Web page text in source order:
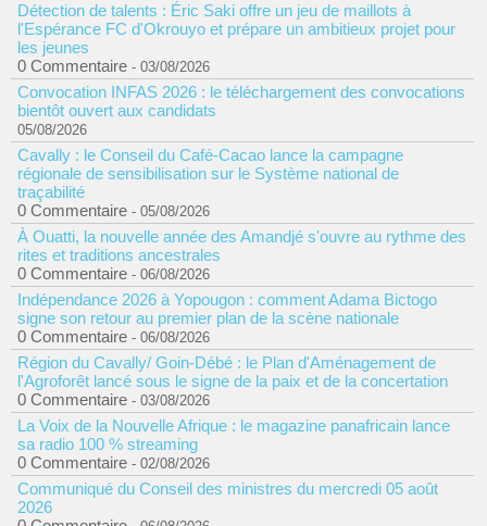
Détection de talents : Éric Saki offre un jeu de maillots à
l'Espérance FC d'Okrouyo et prépare un ambitieux projet pour
les jeunes
0 Commentaire - 03/08/2026
Convocation INFAS 2026 : le téléchargement des convocations
bientôt ouvert aux candidats
05/08/2026
Cavally : le Conseil du Café-Cacao lance la campagne
régionale de sensibilisation sur le Système national de
traçabilité
0 Commentaire - 05/08/2026
À Ouatti, la nouvelle année des Amandjé s'ouvre au rythme des
rites et traditions ancestrales
0 Commentaire - 06/08/2026
Indépendance 2026 à Yopougon : comment Adama Bictogo
signe son retour au premier plan de la scène nationale
0 Commentaire - 06/08/2026
Région du Cavally/ Goin-Débé : le Plan d'Aménagement de
l'Agroforêt lancé sous le signe de la paix et de la concertation
0 Commentaire - 03/08/2026
La Voix de la Nouvelle Afrique : le magazine panafricain lance
sa radio 100 % streaming
0 Commentaire - 02/08/2026
Communiqué du Conseil des ministres du mercredi 05 août
2026